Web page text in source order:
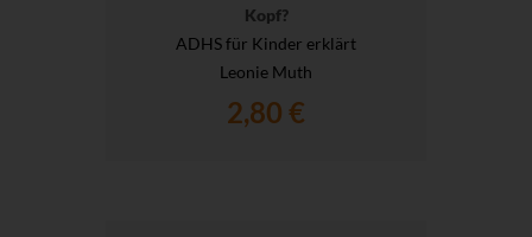
Kopf?
ADHS für Kinder erklärt
Leonie Muth
2,80 €